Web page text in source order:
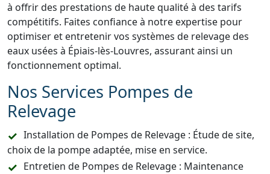
à offrir des prestations de haute qualité à des tarifs
compétitifs. Faites confiance à notre expertise pour
optimiser et entretenir vos systèmes de relevage des
eaux usées à Épiais-lès-Louvres, assurant ainsi un
fonctionnement optimal.
Nos Services Pompes de
Relevage
Installation de Pompes de Relevage : Étude de site,
choix de la pompe adaptée, mise en service.
Entretien de Pompes de Relevage : Maintenance